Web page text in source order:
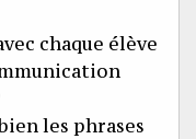
chaque élève
les phrases